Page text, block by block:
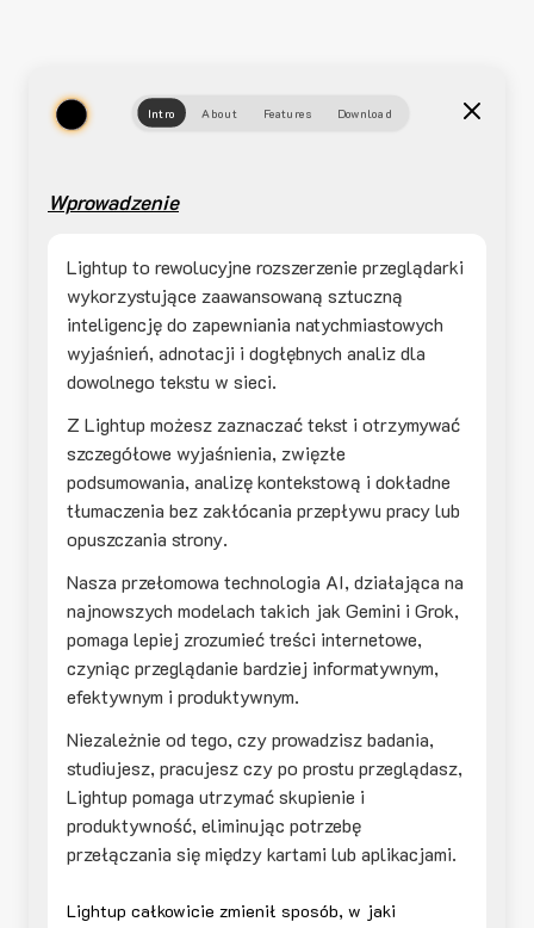
Intro About Features Download
Wprowadzenie
Lightup to rewolucyjne rozszerzenie przeglądarki
wykorzystujące zaawansowaną sztuczną
inteligencję do zapewniania natychmiastowych
wyjaśnień, adnotacji i dogłębnych analiz dla
dowolnego tekstu w sieci.
Z Lightup możesz zaznaczać tekst i otrzymywać
szczegółowe wyjaśnienia, zwięzłe
podsumowania, analizę kontekstową i dokładne
tłumaczenia bez zakłócania przepływu pracy lub
opuszczania strony.
Nasza przełomowa technologia AI, działająca na
najnowszych modelach takich jak Gemini i Grok,
pomaga lepiej zrozumieć treści internetowe,
czyniąc przeglądanie bardziej informatywnym,
efektywnym i produktywnym.
Niezależnie od tego, czy prowadzisz badania,
studiujesz, pracujesz czy po prostu przeglądasz,
Lightup pomaga utrzymać skupienie i
produktywność, eliminując potrzebę
przełączania się między kartami lub aplikacjami.
Lightup całkowicie zmienił sposób, w jaki